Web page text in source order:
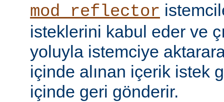
mod_reflector
isteklerini kabul eder ve
yoluyla istemciye
içinde alınan içerik istek
içinde geri gönderir.